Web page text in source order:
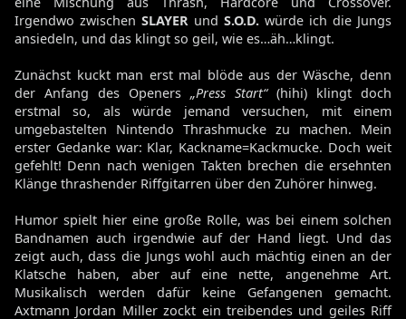
Irgendwo zwischen SLAYER und S.O.D. würde ich die Jungs
ansiedeln, und das klingt so geil, wie es…äh…klingt.
Zunächst kuckt man erst mal blöde aus der Wäsche, denn
der Anfang des Openers „Press Start“(hihi) klingt doch
erstmal so, als würde jemand versuchen, mit einem
umgebastelten Nintendo Thrashmucke zu machen. Mein
erster Gedanke war: Klar, Kackname=Kackmucke. Doch weit
gefehlt! Denn nach wenigen Takten brechen die ersehnten
Klänge thrashender Riffgitarren über den Zuhörer hinweg.
Humor spielt hier eine große Rolle, was bei einem solchen
Bandnamen auch irgendwie auf der Hand liegt. Und das
zeigt auch, dass die Jungs wohl auch mächtig einen an der
Klatsche haben, aber auf eine nette, angenehme Art.
Musikalisch werden dafür keine Gefangenen gemacht.
Axtmann Jordan Miller zockt ein treibendes und geiles Riff